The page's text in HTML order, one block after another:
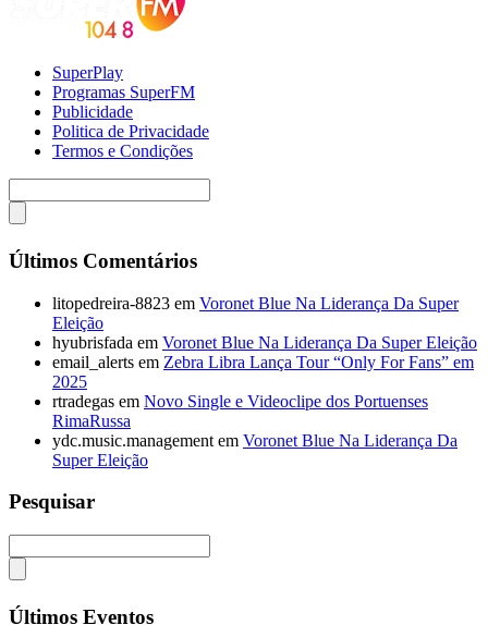
SuperPlay
Programas SuperFM
Publicidade
Politica de Privacidade
Termos e Condições
Últimos Comentários
litopedreira-8823 em Voronet Blue Na Liderança Da Super
Eleição
hyubrisfada em Voronet Blue Na Liderança Da Super Eleição
email_alerts em Zebra Libra Lança Tour “Only For Fans” em
2025
rtradegas em Novo Single e Videoclipe dos Portuenses
RimaRussa
ydc.music.management em Voronet Blue Na Liderança Da
Super Eleição
Pesquisar
Últimos Eventos